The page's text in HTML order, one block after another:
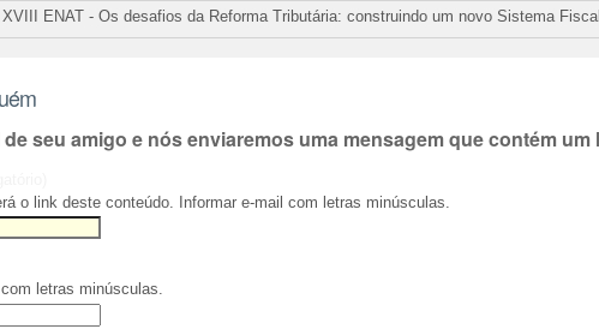
XVIII ENAT - Os desafios da Reforma Tributária: construindo um novo Sistema Fiscal
seu amigo e nós enviaremos uma mensagem que contém
o link deste conteúdo. Informar e-mail com letras minúsculas.
letras minúsculas.